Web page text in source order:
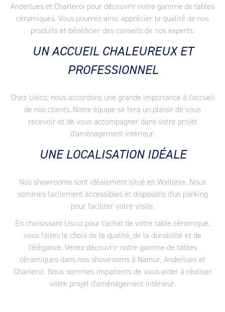
Anderlues et Charleroi pour découvrir notre gamme de tables
céramiques. Vous pourrez ainsi apprécier la qualité de nos
produits et bénéficier des conseils de nos experts.
UN ACCUEIL CHALEUREUX ET
PROFESSIONNEL
Chez Usico, nous accordons une grande importance à l'accueil
de nos clients. Notre équipe se fera un plaisir de vous
recevoir et de vous accompagner dans votre projet
d'aménagement intérieur.
UNE LOCALISATION IDÉALE
Nos showrooms sont idéalement situé en Wallonie. Nous
sommes facilement accessibles et disposons d'un parking
pour faciliter votre visite.
En choisissant Usico pour l'achat de votre table céramique,
vous faites le choix de la qualité, de la durabilité et de
l'élégance. Venez découvrir notre gamme de tables
céramiques dans nos showrooms à Namur, Anderlues et
Charleroi. Nous sommes impatients de vous aider à réaliser
votre projet d'aménagement intérieur.